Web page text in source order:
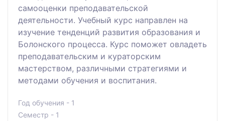
самооценки преподавательской
деятельности. Учебный курс направлен на
изучение тенденций развития образования и
Болонского процесса. Курс поможет овладеть
преподавательским и кураторским
мастерством, различными стратегиями и
методами обучения и воспитания.
Год обучения - 1
Семестр - 1